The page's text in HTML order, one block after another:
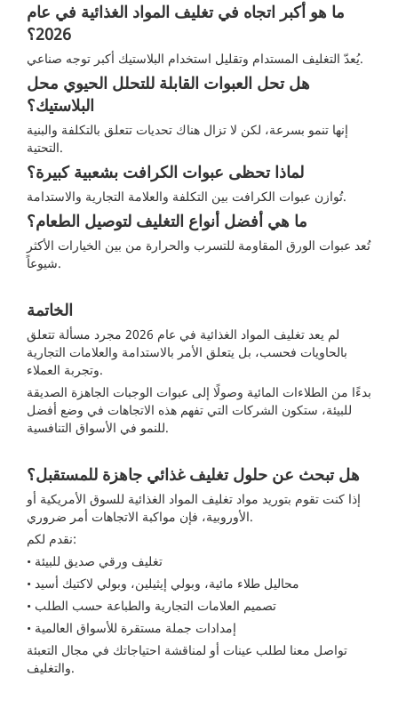
ما هو أكبر اتجاه في تغليف المواد الغذائية في عام
2026؟
يُعدّ التغليف المستدام وتقليل استخدام البلاستيك أكبر توجه صناعي.
هل تحل العبوات القابلة للتحلل الحيوي محل
البلاستيك؟
إنها تنمو بسرعة، لكن لا تزال هناك تحديات تتعلق بالتكلفة والبنية
التحتية.
لماذا تحظى عبوات الكرافت بشعبية كبيرة؟
تُوازن عبوات الكرافت بين التكلفة والعلامة التجارية والاستدامة.
ما هي أفضل أنواع التغليف لتوصيل الطعام؟
تُعد عبوات الورق المقاومة للتسرب والحرارة من بين الخيارات الأكثر
شيوعاً.
الخاتمة
لم يعد تغليف المواد الغذائية في عام 2026 مجرد مسألة تتعلق
بالحاويات فحسب، بل يتعلق الأمر بالاستدامة والعلامات التجارية
وتجربة العملاء.
بدءًا من الطلاءات المائية وصولًا إلى عبوات الوجبات الجاهزة الصديقة
للبيئة، ستكون الشركات التي تفهم هذه الاتجاهات في وضع أفضل
للنمو في الأسواق التنافسية.
هل تبحث عن حلول تغليف غذائي جاهزة للمستقبل؟
إذا كنت تقوم بتوريد مواد تغليف المواد الغذائية للسوق الأمريكية أو
الأوروبية، فإن مواكبة الاتجاهات أمر ضروري.
نقدم لكم:
• تغليف ورقي صديق للبيئة
• محاليل طلاء مائية، وبولي إيثيلين، وبولي لاكتيك أسيد
• تصميم العلامات التجارية والطباعة حسب الطلب
• إمدادات جملة مستقرة للأسواق العالمية
تواصل معنا لطلب عينات أو لمناقشة احتياجاتك في مجال التعبئة
والتغليف.